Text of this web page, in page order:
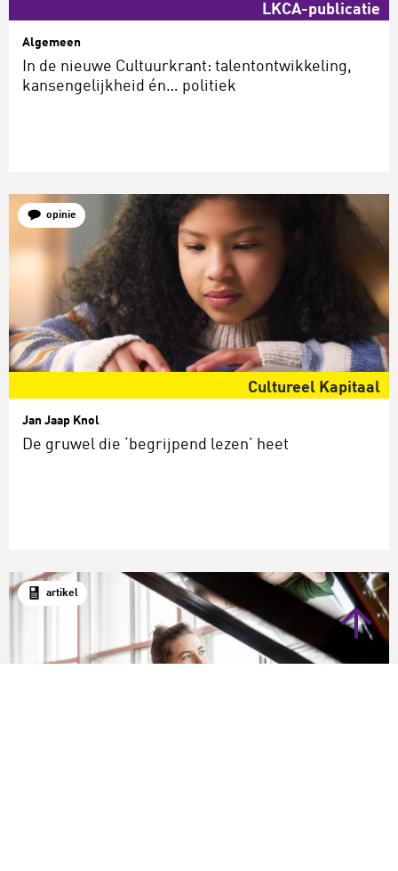
LKCA-publicatie
Algemeen
In de nieuwe Cultuurkrant: talentontwikkeling,
kansengelijkheid én… politiek
opinie
Cultureel Kapitaal
Jan Jaap Knol
De gruwel die ‘begrijpend lezen’ heet
artikel